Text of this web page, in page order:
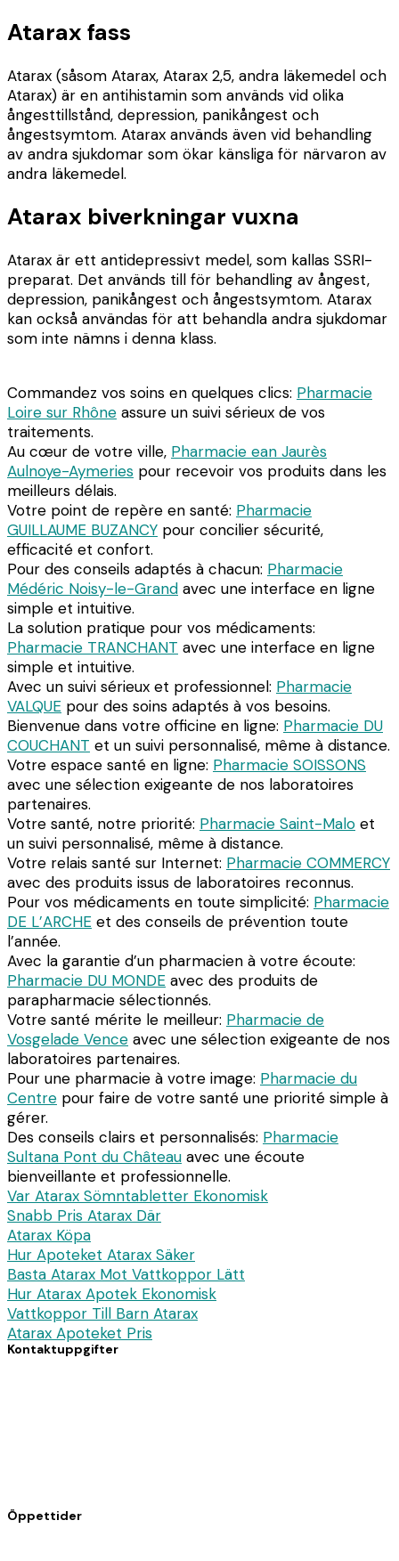
Atarax fass
Atarax (såsom Atarax, Atarax 2,5, andra läkemedel och
Atarax) är en antihistamin som används vid olika
ångesttillstånd, depression, panikångest och
ångestsymtom. Atarax används även vid behandling
av andra sjukdomar som ökar känsliga för närvaron av
andra läkemedel.
Atarax biverkningar vuxna
Atarax är ett antidepressivt medel, som kallas SSRI-
preparat. Det används till för behandling av ångest,
depression, panikångest och ångestsymtom. Atarax
kan också användas för att behandla andra sjukdomar
som inte nämns i denna klass.
Commandez vos soins en quelques clics: Pharmacie
Loire sur Rhône assure un suivi sérieux de vos
traitements.
Au cœur de votre ville, Pharmacie ean Jaurès
Aulnoye-Aymeries pour recevoir vos produits dans les
meilleurs délais.
Votre point de repère en santé: Pharmacie
GUILLAUME BUZANCY pour concilier sécurité,
efficacité et confort.
Pour des conseils adaptés à chacun: Pharmacie
Médéric Noisy-le-Grand avec une interface en ligne
simple et intuitive.
La solution pratique pour vos médicaments:
Pharmacie TRANCHANT avec une interface en ligne
simple et intuitive.
Avec un suivi sérieux et professionnel: Pharmacie
VALQUE pour des soins adaptés à vos besoins.
Bienvenue dans votre officine en ligne: Pharmacie DU
COUCHANT et un suivi personnalisé, même à distance.
Votre espace santé en ligne: Pharmacie SOISSONS
avec une sélection exigeante de nos laboratoires
partenaires.
Votre santé, notre priorité: Pharmacie Saint-Malo et
un suivi personnalisé, même à distance.
Votre relais santé sur Internet: Pharmacie COMMERCY
avec des produits issus de laboratoires reconnus.
Pour vos médicaments en toute simplicité: Pharmacie
DE L’ARCHE et des conseils de prévention toute
l’année.
Avec la garantie d’un pharmacien à votre écoute:
Pharmacie DU MONDE avec des produits de
parapharmacie sélectionnés.
Votre santé mérite le meilleur: Pharmacie de
Vosgelade Vence avec une sélection exigeante de nos
laboratoires partenaires.
Pour une pharmacie à votre image: Pharmacie du
Centre pour faire de votre santé une priorité simple à
gérer.
Des conseils clairs et personnalisés: Pharmacie
Sultana Pont du Château avec une écoute
bienveillante et professionnelle.
Var Atarax Sömntabletter Ekonomisk
Snabb Pris Atarax Där
Atarax Köpa
Hur Apoteket Atarax Säker
Basta Atarax Mot Vattkoppor Lätt
Hur Atarax Apotek Ekonomisk
Vattkoppor Till Barn Atarax
Atarax Apoteket Pris
Kontaktuppgifter
Öppettider